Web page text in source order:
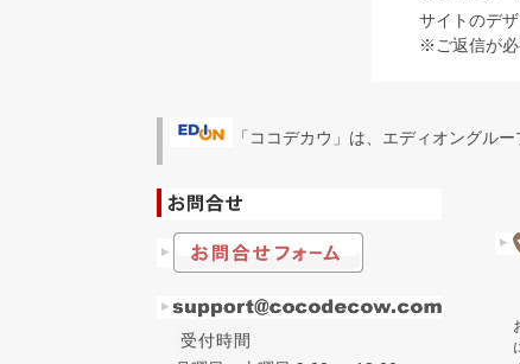
サイトのデ
※ご返信が
「ココデカウ」は、エディオングル
受付時間